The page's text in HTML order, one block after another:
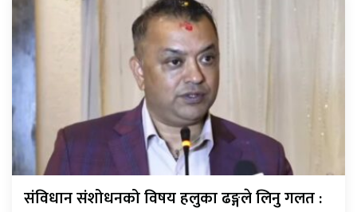
संविधान संशोधनको विषय हलुका ढङ्गले लिनु गलत :